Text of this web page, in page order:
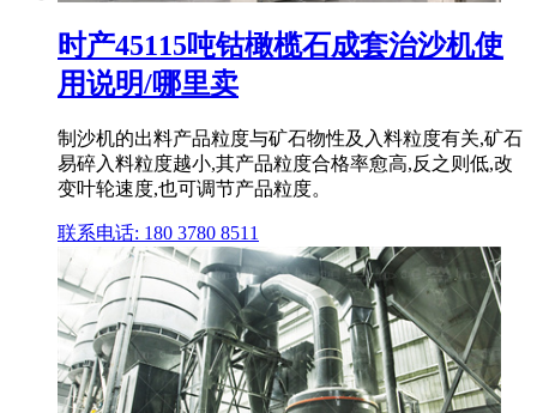
时产45115吨钴橄榄石成套治沙机使
用说明/哪里卖
制沙机的出料产品粒度与矿石物性及入料粒度有关,矿石
易碎入料粒度越小,其产品粒度合格率愈高,反之则低,改
变叶轮速度,也可调节产品粒度。
联系电话: 180 3780 8511